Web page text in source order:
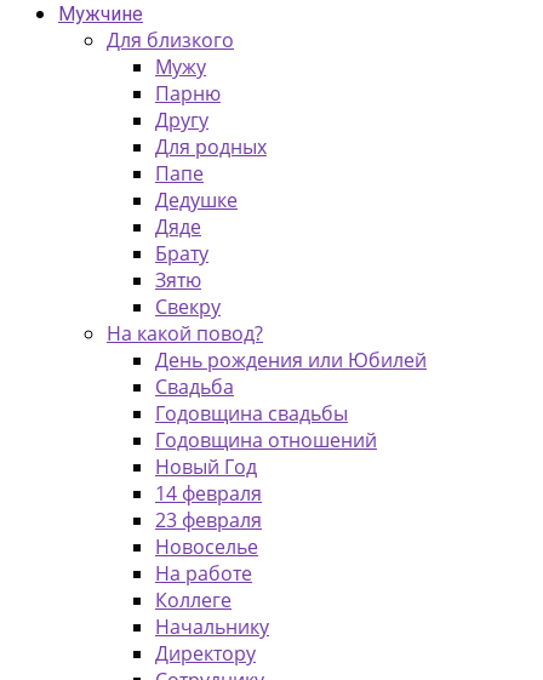
Мужчине
Для близкого
Мужу
Парню
Другу
Для родных
Папе
Дедушке
Дяде
Брату
Зятю
Свекру
На какой повод?
День рождения или Юбилей
Свадьба
Годовщина свадьбы
Годовщина отношений
Новый Год
14 февраля
23 февраля
Новоселье
На работе
Коллеге
Начальнику
Директору